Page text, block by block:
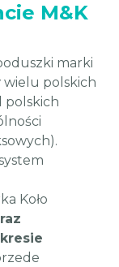
M&K
marki
wielu polskich
polskich
Koło